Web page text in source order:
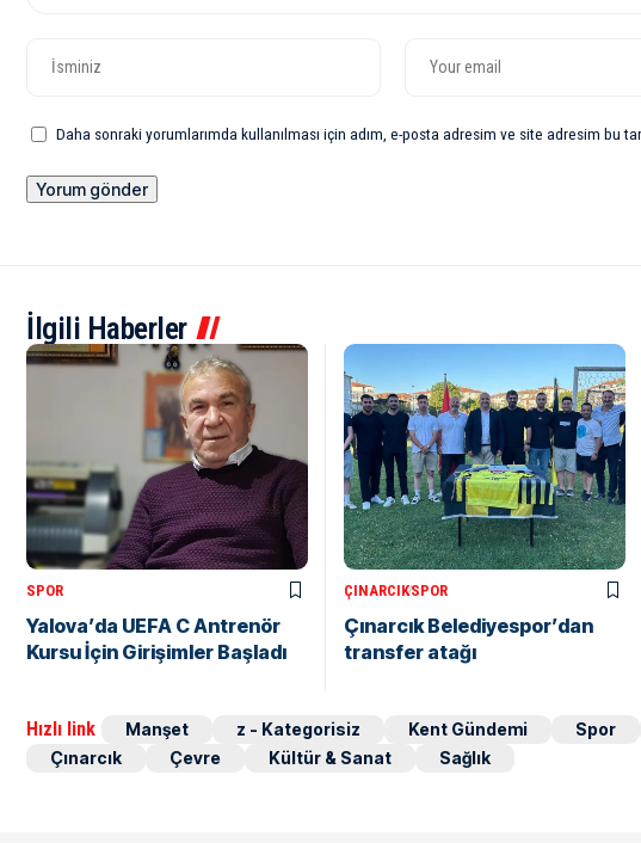
Daha sonraki yorumlarımda kullanılması için adım, e-posta adresim ve site adresim bu
İlgili Haberler
SPOR
Yalova’da UEFA C Antrenör
Kursu İçin Girişimler Başladı
ÇINARCIKSPOR
Çınarcık Belediyespor’dan
transfer atağı
Hızlı link Manşet z - Kategorisiz Kent Gündemi Spor
Çınarcık
Çevre Kültür & Sanat Sağlık